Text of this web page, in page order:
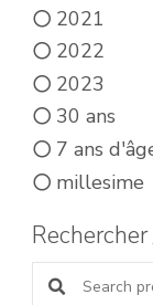
2021
2022
2023
30 ans
7 ans
millesime
Search products: